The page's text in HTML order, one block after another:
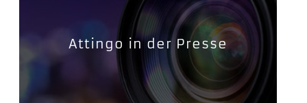
Attingo in der Presse